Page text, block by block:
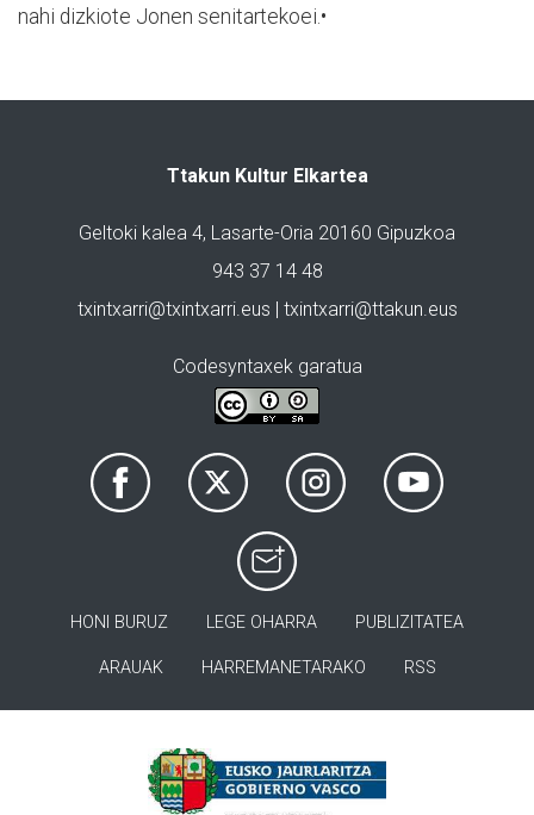
nahi dizkiote Jonen senitartekoei.•
Ttakun Kultur Elkartea
Geltoki kalea 4, Lasarte-Oria 20160 Gipuzkoa
943 37 14 48
txintxarri@txintxarri.eus | txintxarri@ttakun.eus
Codesyntaxek garatua
HONI BURUZ LEGE OHARRA PUBLIZITATEA
ARAUAK HARREMANETARAKO RSS